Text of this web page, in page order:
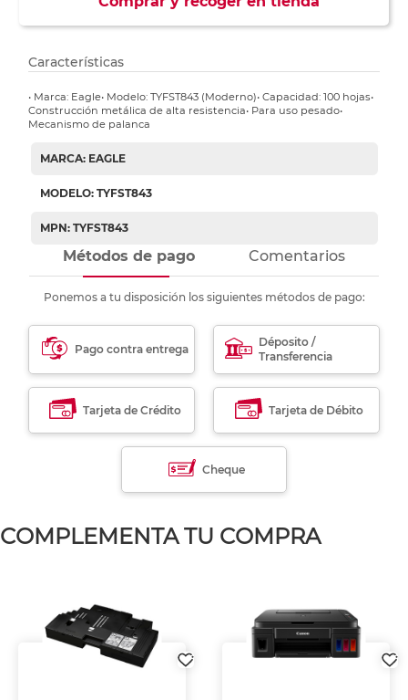
Características
• Marca: Eagle• Modelo: TYFST843 (Moderno)• Capacidad: 100 hojas•
Construcción metálica de alta resistencia• Para uso pesado•
Mecanismo de palanca
MARCA: EAGLE
MODELO: TYFST843
MPN: TYFST843
Métodos de pago Comentarios
Ponemos a tu disposición los siguientes métodos de pago:
Pago contra entrega
Déposito /
Transferencia
Tarjeta de Crédito Tarjeta de Débito
Cheque
COMPLEMENTA TU COMPRA